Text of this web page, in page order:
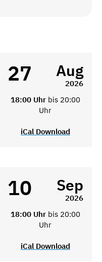
27 Aug
2026
18:00 Uhr bis 20:00
Uhr
iCal Download
10 Sep
2026
18:00 Uhr bis 20:00
Uhr
iCal Download